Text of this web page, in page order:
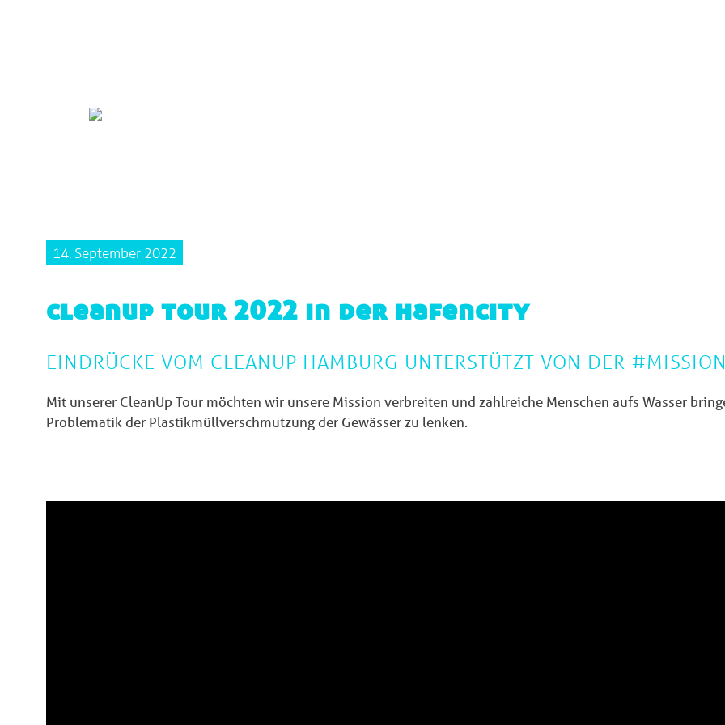
14. September 2022
cleanup tour 2022 in der hafencity
EINDRÜCKE VOM CLEANUP HAMBURG UNTERSTÜTZT VON DER
Mit unserer CleanUp Tour möchten wir unsere Mission verbreiten und zahlreiche Menschen aufs Wasser
Problematik der Plastikmüllverschmutzung der Gewässer zu lenken.